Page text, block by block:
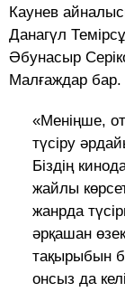
Каунев
Данагүл
Әбунасыр
Малғаждар бар.
«Меніңше,
түсіру
Біздің
жайлы
жанрда
әрқашан
тақырыбын
онсыз да